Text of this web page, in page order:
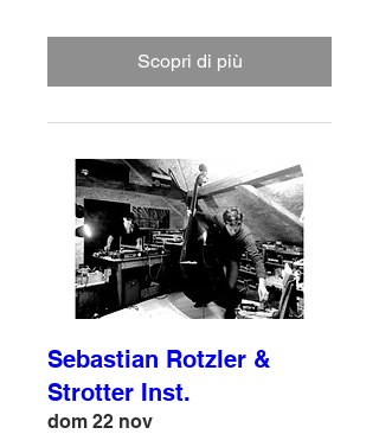
Scopri di più
Sebastian Rotzler &
Strotter Inst.
dom 22 nov